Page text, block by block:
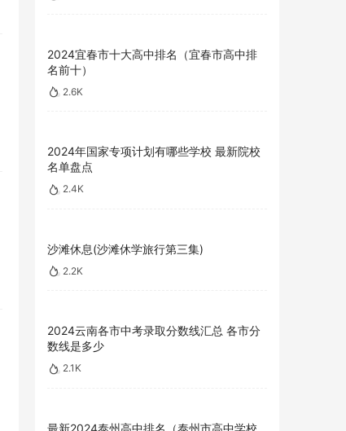
2024宜春市十大高中排名（宜春市高中排
名前十）
2.6K
2024年国家专项计划有哪些学校 最新院校
名单盘点
2.4K
沙滩休息(沙滩休学旅行第三集)
2.2K
2024云南各市中考录取分数线汇总 各市分
数线是多少
2.1K
最新2024泰州高中排名（泰州市高中学校